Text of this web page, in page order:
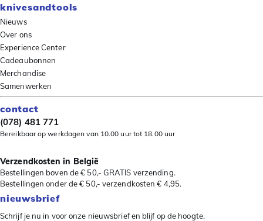
knivesandtools
Nieuws
Over ons
Experience Center
Cadeaubonnen
Merchandise
Samenwerken
contact
(078) 481 771
Bereikbaar op werkdagen van 10.00 uur tot 18.00 uur
Verzendkosten in België
Bestellingen boven de € 50,- GRATIS verzending.
Bestellingen onder de € 50,- verzendkosten € 4,95.
nieuwsbrief
Schrijf je nu in voor onze nieuwsbrief en blijf op de hoogte.